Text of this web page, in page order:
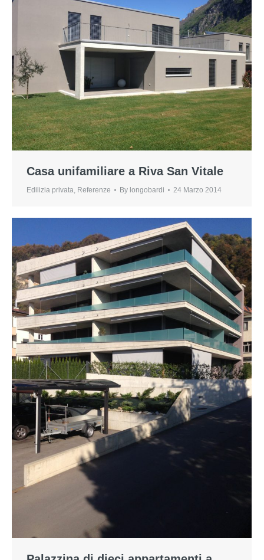
Casa unifamiliare a Riva San Vitale
Edilizia privata Referenze By longobardi 24 Marzo 2014